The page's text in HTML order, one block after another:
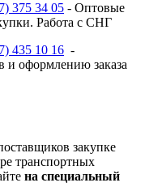
375 34 05 - Оптовые
Работа с СНГ
435 10 16 -
и оформлению заказа
закупке
транспортных
на специальный